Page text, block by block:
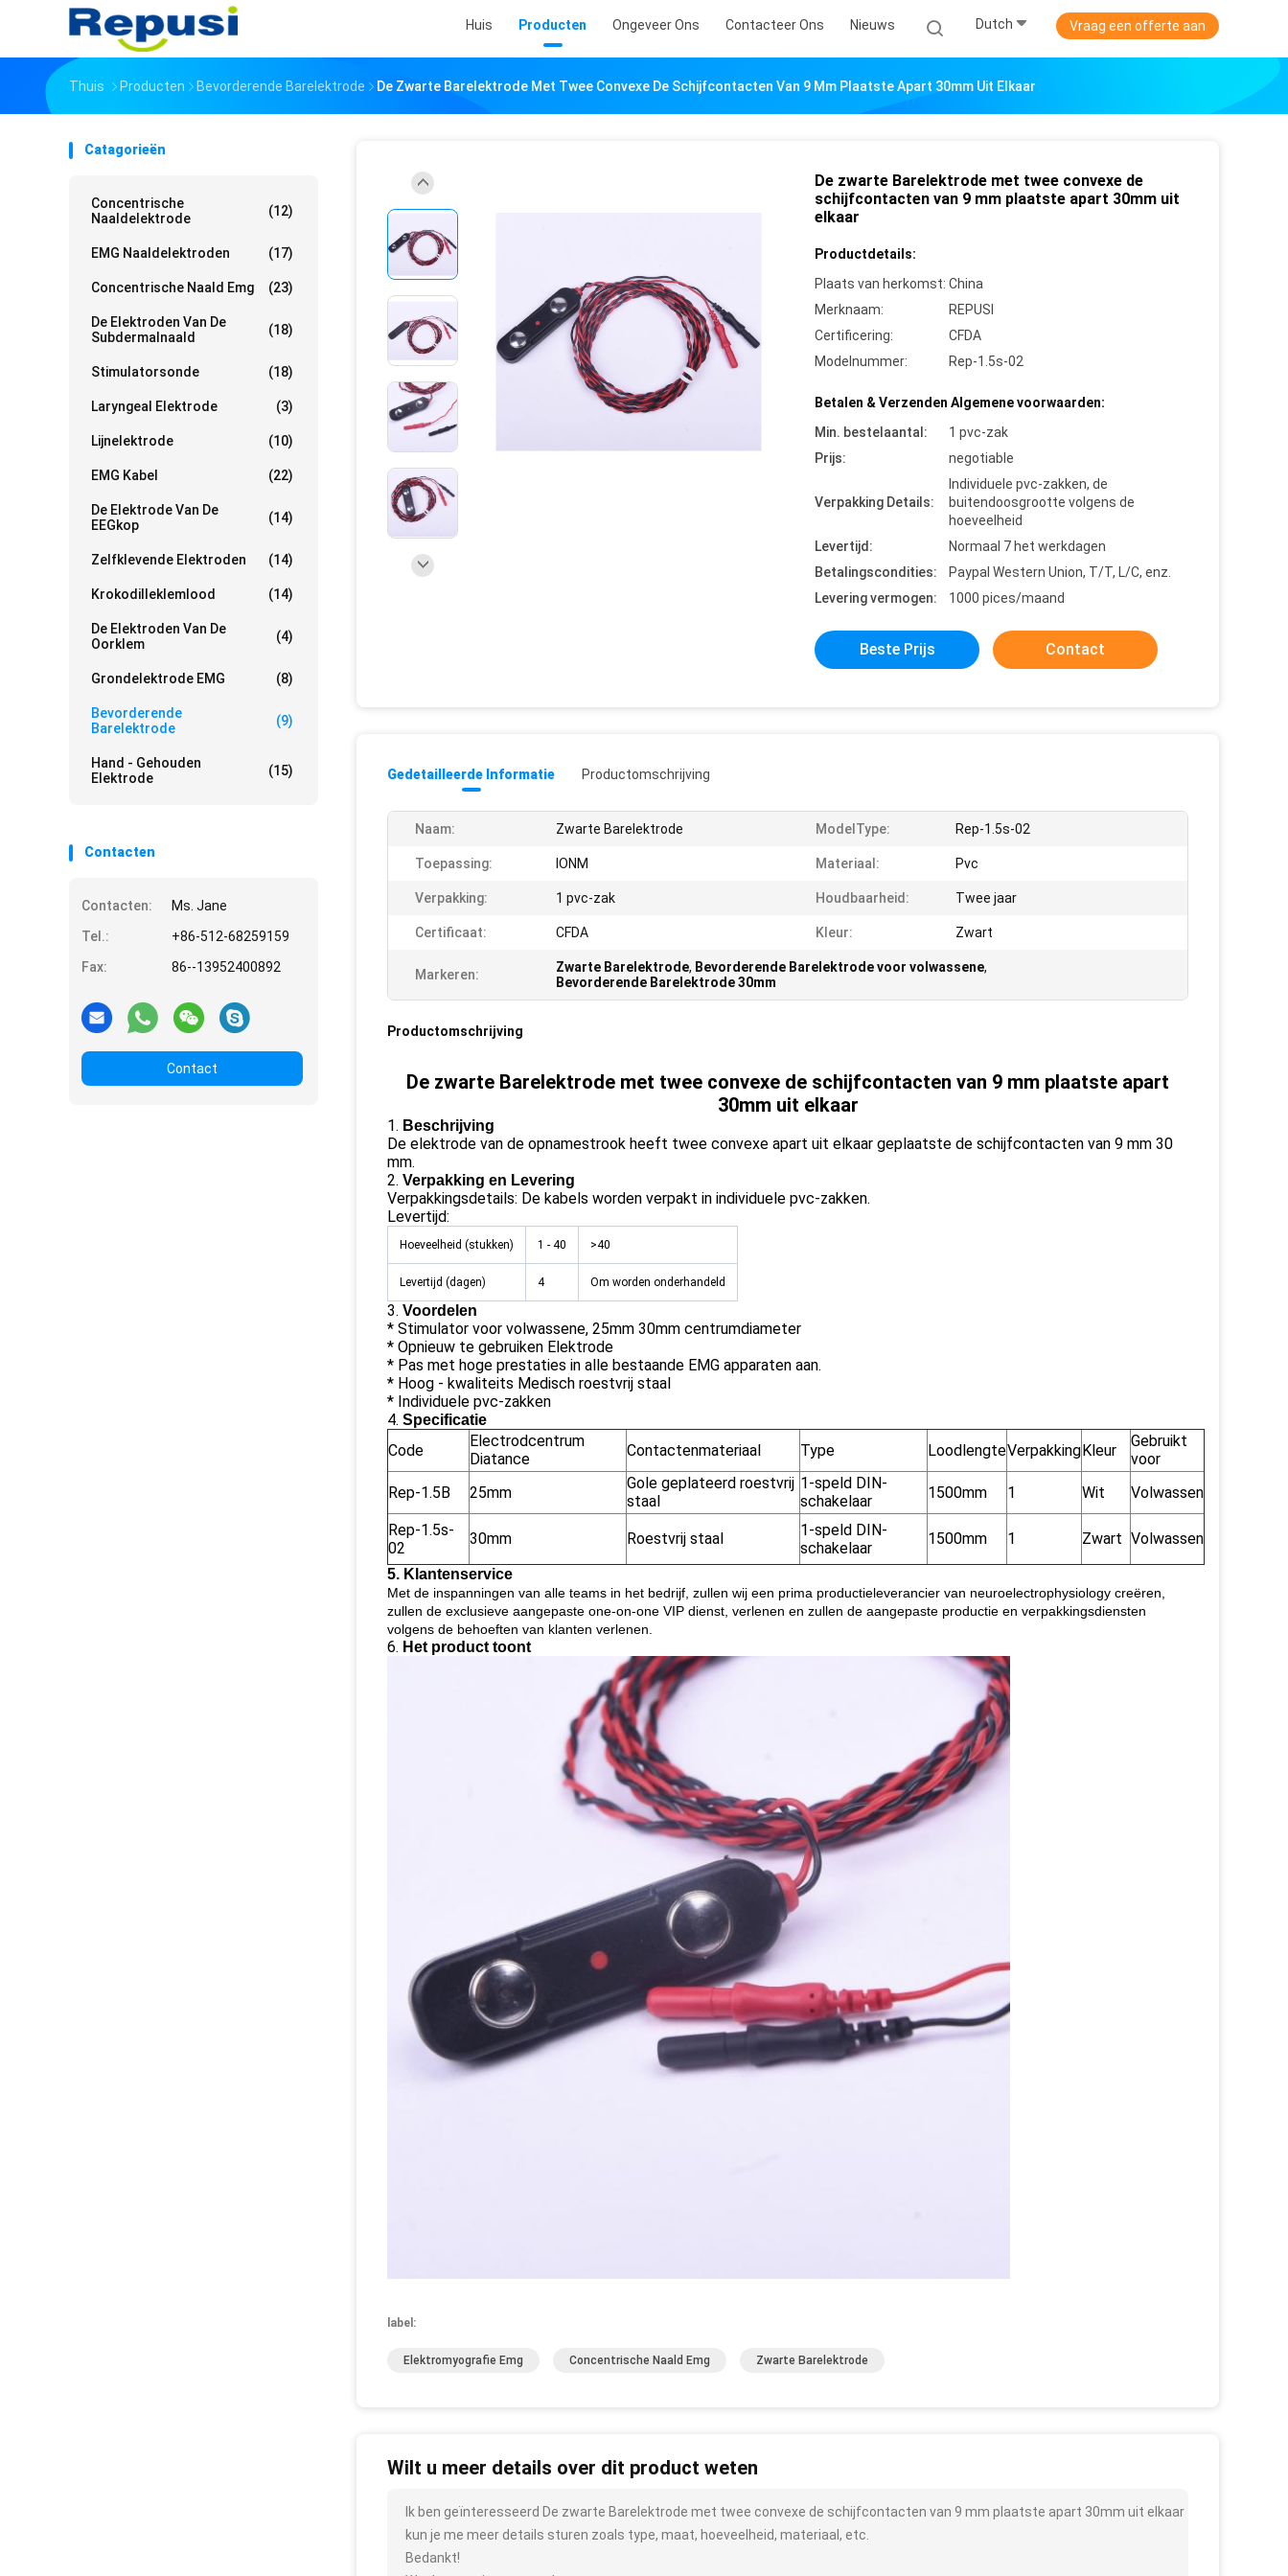
Huis Producten Ongeveer Ons Contacteer Ons Nieuws Dutch Vraag een offerte aan
Thuis Producten Bevorderende Barelektrode De Zwarte Barelektrode Met Twee Convexe De Schijfcontacten Van 9 Mm Plaatste Apart 30mm Uit Elkaar
Catagorieën
Concentrische
Naaldelektrode
(12)
EMG Naaldelektroden (17)
Concentrische Naald Emg (23)
De Elektroden Van De
Subdermalnaald
(18)
Stimulatorsonde (18)
Laryngeal Elektrode (3)
Lijnelektrode (10)
EMG Kabel (22)
De Elektrode Van De
EEGkop
(14)
Zelfklevende Elektroden (14)
Krokodilleklemlood (14)
De Elektroden Van De
Oorklem
(4)
Grondelektrode EMG (8)
Bevorderende
Barelektrode
(9)
Hand - Gehouden
Elektrode
(15)
Contacten
Contacten:
Ms. Jane
Tel.:
+86-512-68259159
Fax:
86--13952400892
Contact
De zwarte Barelektrode met twee convexe de
schijfcontacten van 9 mm plaatste apart 30mm uit
elkaar
Productdetails:
Plaats van herkomst: China
Merknaam:
REPUSI
Certificering:
CFDA
Modelnummer:
Rep-1.5s-02
Betalen & Verzenden Algemene voorwaarden:
Min. bestelaantal:
1 pvc-zak
Prijs:
negotiable
Verpakking Details:
Individuele pvc-zakken, de
buitendoosgrootte volgens de
hoeveelheid
Levertijd:
Normaal 7 het werkdagen
Betalingscondities:
Paypal Western Union, T/T, L/C, enz.
Levering vermogen:
1000 pices/maand
Beste Prijs Contact
Gedetailleerde Informatie Productomschrijving
Naam: Zwarte Barelektrode ModelType: Rep-1.5s-02
Toepassing: IONM Materiaal: Pvc
Verpakking: 1 pvc-zak Houdbaarheid: Twee jaar
Certificaat: CFDA Kleur: Zwart
Markeren: Zwarte Barelektrode, Bevorderende Barelektrode voor volwassene,
Bevorderende Barelektrode 30mm
Productomschrijving
De zwarte Barelektrode met twee convexe de schijfcontacten van 9 mm plaatste apart
30mm uit elkaar
1. Beschrijving
De elektrode van de opnamestrook heeft twee convexe apart uit elkaar geplaatste de schijfcontacten van 9 mm 30
mm.
2. Verpakking en Levering
Verpakkingsdetails: De kabels worden verpakt in individuele pvc-zakken.
Levertijd:
Hoeveelheid (stukken) 1 - 40 >40
Levertijd (dagen) 4 Om worden onderhandeld
3. Voordelen
* Stimulator voor volwassene, 25mm 30mm centrumdiameter
* Opnieuw te gebruiken Elektrode
* Pas met hoge prestaties in alle bestaande EMG apparaten aan.
* Hoog - kwaliteits Medisch roestvrij staal
* Individuele pvc-zakken
4. Specificatie
Code
Electrodcentrum
Diatance
Contactenmateriaal Type LoodlengteVerpakkingKleur
Gebruikt
voor
Rep-1.5B
25mm
Gole geplateerd roestvrij
staal
1-speld DIN-
schakelaar
1500mm 1 Wit Volwassen
Rep-1.5s-
02
30mm Roestvrij staal
1-speld DIN-
schakelaar
1500mm 1 Zwart Volwassen
5. Klantenservice
Met de inspanningen van alle teams in het bedrijf, zullen wij een prima productieleverancier van neuroelectrophysiology creëren,
zullen de exclusieve aangepaste one-on-one VIP dienst, verlenen en zullen de aangepaste productie en verpakkingsdiensten
volgens de behoeften van klanten verlenen.
6. Het product toont
label:
Elektromyografie Emg Concentrische Naald Emg Zwarte Barelektrode
Wilt u meer details over dit product weten
Ik ben geïnteresseerd De zwarte Barelektrode met twee convexe de schijfcontacten van 9 mm plaatste apart 30mm uit elkaar
kun je me meer details sturen zoals type, maat, hoeveelheid, materiaal, etc.
Bedankt!